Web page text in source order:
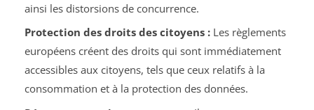
ainsi les distorsions de concurrence.
Protection des droits des citoyens :Les règlements
européens créent des droits qui sont immédiatement
accessibles aux citoyens, tels que ceux relatifs à la
consommation et à la protection des données.